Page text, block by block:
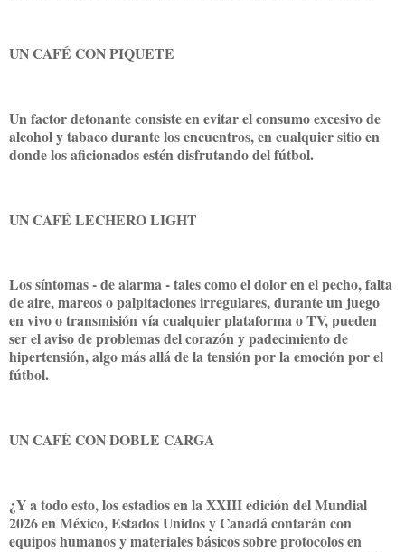
UN CAFÉ CON PIQUETE
Un factor detonante consiste en evitar el consumo excesivo de
alcohol y tabaco durante los encuentros, en cualquier sitio en
donde los aficionados estén disfrutando del fútbol.
UN CAFÉ LECHERO LIGHT
Los síntomas - de alarma - tales como el dolor en el pecho, falta
de aire, mareos o palpitaciones irregulares, durante un juego
en vivo o transmisión vía cualquier plataforma o TV, pueden
ser el aviso de problemas del corazón y padecimiento de
hipertensión, algo más allá de la tensión por la emoción por el
fútbol.
UN CAFÉ CON DOBLE CARGA
¿Y a todo esto, los estadios en la XXIII edición del Mundial
2026 en México, Estados Unidos y Canadá contarán con
equipos humanos y materiales básicos sobre protocolos en